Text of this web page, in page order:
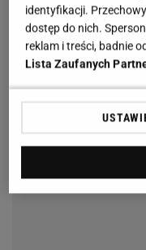
identyfikacji.
dostęp do nich.
reklam i treści, badnie
Lista Zaufanych